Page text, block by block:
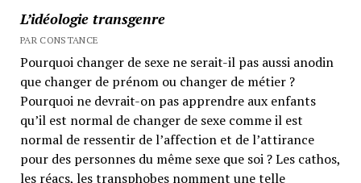
L’idéologie transgenre
PAR CONSTANCE
Pourquoi changer de sexe ne serait-il pas aussi anodin
que changer de prénom ou changer de métier ?
Pourquoi ne devrait-on pas apprendre aux enfants
qu’il est normal de changer de sexe comme il est
normal de ressentir de l’affection et de l’attirance
pour des personnes du même sexe que soi ? Les cathos,
les réacs, les transphobes nomment une telle